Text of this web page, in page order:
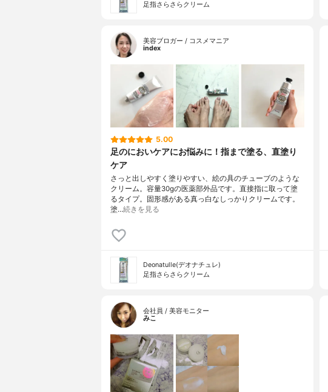
足指さらさらクリーム
美容ブロガー / コスメマニア
index
5.00
足のにおいケアにお悩みに！指まで塗る、直塗り
ケア
さっと出しやすく塗りやすい、絵の具のチューブのような
クリーム。容量30gの医薬部外品です。直接指に取って塗
るタイプ。固形感がある真っ白なしっかりクリームです。
塗…続きを見る
Deonatulle(デオナチュレ)
足指さらさらクリーム
会社員 / 美容モニター
みこ